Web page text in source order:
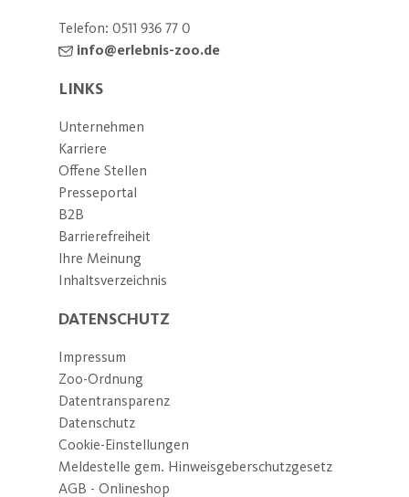
Telefon: 0511 936 77 0
info@erlebnis-zoo.de
LINKS
Unternehmen
Karriere
Offene Stellen
Presseportal
B2B
Barrierefreiheit
Ihre Meinung
Inhaltsverzeichnis
DATENSCHUTZ
Impressum
Zoo-Ordnung
Datentransparenz
Datenschutz
Cookie-Einstellungen
Meldestelle gem. Hinweisgeberschutzgesetz
AGB - Onlineshop